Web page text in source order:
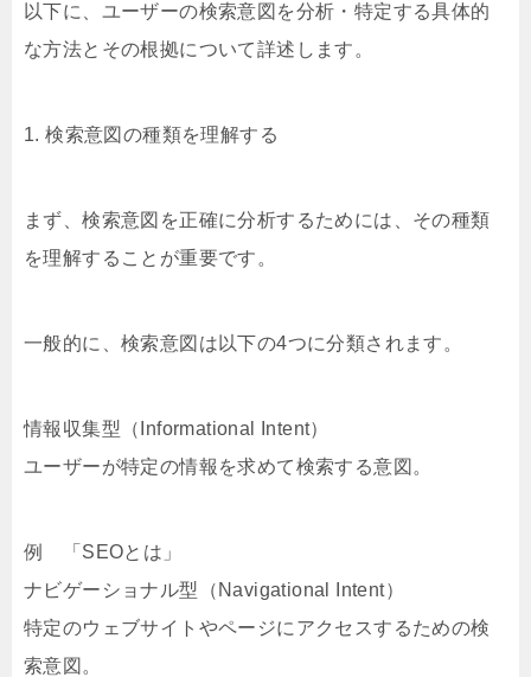
以下に、ユーザーの検索意図を分析・特定する具体的
な方法とその根拠について詳述します。
1. 検索意図の種類を理解する
まず、検索意図を正確に分析するためには、その種類
を理解することが重要です。
一般的に、検索意図は以下の4つに分類されます。
情報収集型（Informational Intent）
ユーザーが特定の情報を求めて検索する意図。
例 「SEOとは」
ナビゲーショナル型（Navigational Intent）
特定のウェブサイトやページにアクセスするための検
索意図。